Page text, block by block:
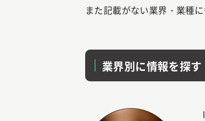
また記載がない業界・業種
業界別に情報を探す